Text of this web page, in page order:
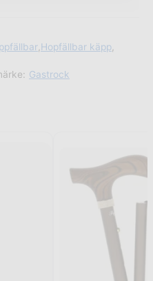
Hopfällbar käpp
Gastrock